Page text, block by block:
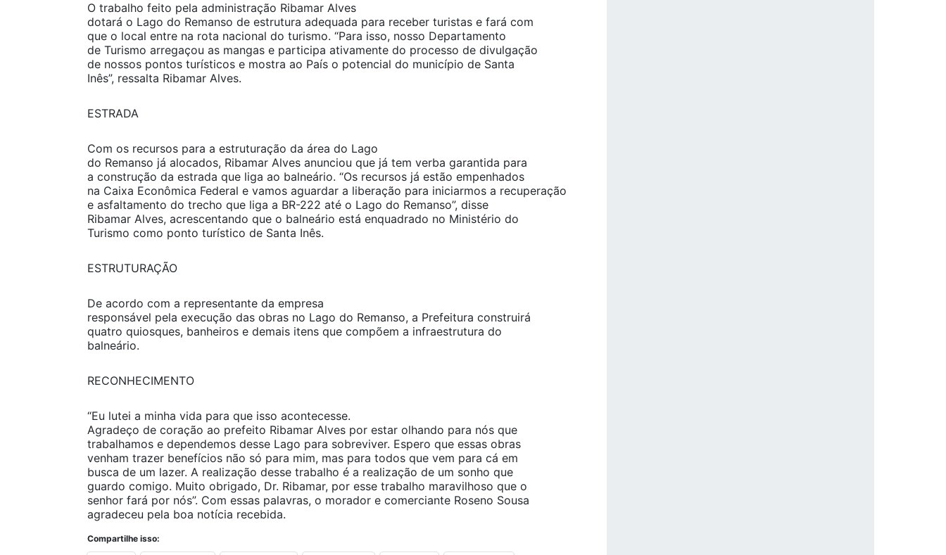
O trabalho feito pela administração Ribamar Alves
dotará o Lago do Remanso de estrutura adequada para receber turistas e fará com
que o local entre na rota nacional do turismo. “Para isso, nosso Departamento
de Turismo arregaçou as mangas e participa ativamente do processo de divulgação
de nossos pontos turísticos e mostra ao País o potencial do município de Santa
Inês”, ressalta Ribamar Alves.
ESTRADA
Com os recursos para a estruturação da área do Lago
do Remanso já alocados, Ribamar Alves anunciou que já tem verba garantida para
a construção da estrada que liga ao balneário. “Os recursos já estão empenhados
na Caixa Econômica Federal e vamos aguardar a liberação para iniciarmos a recuperação
e asfaltamento do trecho que liga a BR-222 até o Lago do Remanso”, disse
Ribamar Alves, acrescentando que o balneário está enquadrado no Ministério do
Turismo como ponto turístico de Santa Inês.
ESTRUTURAÇÃO
De acordo com a representante da empresa
responsável pela execução das obras no Lago do Remanso, a Prefeitura construirá
quatro quiosques, banheiros e demais itens que compõem a infraestrutura do
balneário.
RECONHECIMENTO
“Eu lutei a minha vida para que isso acontecesse.
Agradeço de coração ao prefeito Ribamar Alves por estar olhando para nós que
trabalhamos e dependemos desse Lago para sobreviver. Espero que essas obras
venham trazer benefícios não só para mim, mas para todos que vem para cá em
busca de um lazer. A realização desse trabalho é a realização de um sonho que
guardo comigo. Muito obrigado, Dr. Ribamar, por esse trabalho maravilhoso que o
senhor fará por nós”. Com essas palavras, o morador e comerciante Roseno Sousa
agradeceu pela boa notícia recebida.
Compartilhe isso: